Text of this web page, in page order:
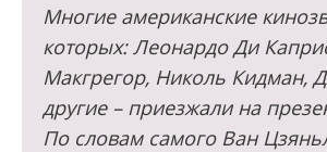
Многие американские
которых: Леонардо Ди
Макгрегор, Николь Кидман,
другие – приезжали на
По словам самого Ван